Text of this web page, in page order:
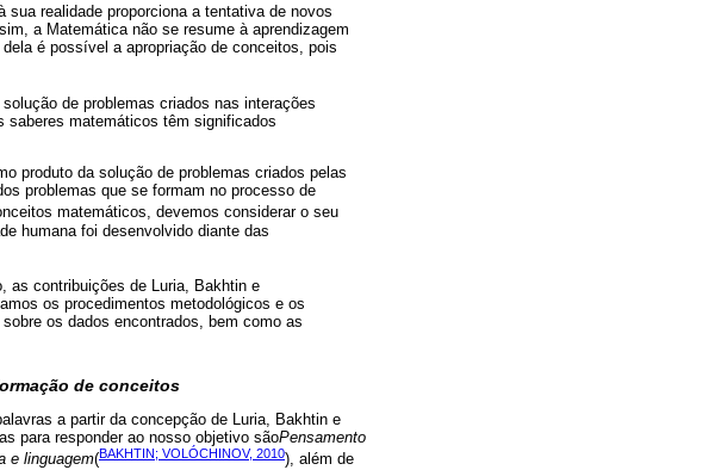
realidade proporciona a tentativa de novos
a Matemática não se resume à aprendizagem
é possível a apropriação de conceitos, pois
de problemas criados nas interações
saberes matemáticos têm significados
produto da solução de problemas criados pelas
problemas que se formam no processo de
matemáticos, devemos considerar o seu
humana foi desenvolvido diante das
as contribuições de Luria, Bakhtin e
os procedimentos metodológicos e os
os dados encontrados, bem como as
de conceitos
a partir da concepção de Luria, Bakhtin e
para responder ao nosso objetivo sãoPensamento
e linguagem(BAKHTIN; VOLÓCHINOV, 2010), além de